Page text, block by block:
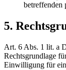
betreffenden
5.
Art. 6 Abs. 1 lit. a
Rechtsgrundlage
Einwilligung für